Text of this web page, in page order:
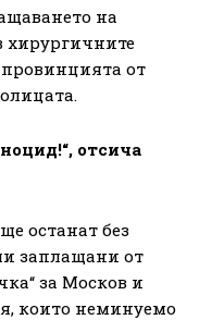
на
хирургичните
от
отсича
останат без
заплащани от
за Москов и
които неминуемо